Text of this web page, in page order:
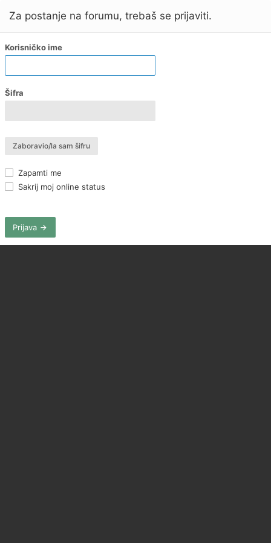
Za postanje na forumu, trebaš se prijaviti.
Korisničko ime
Šifra
Zaboravio/la sam šifru
Zapamti me
Sakrij moj online status
Prijava